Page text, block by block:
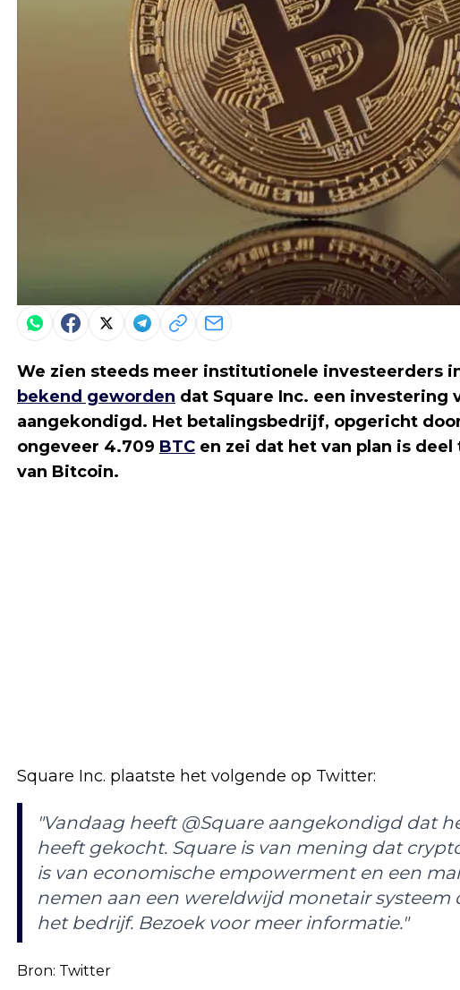
We zien steeds meer institutionele investeerders
bekend geworden dat Square Inc. een
aangekondigd. Het betalingsbedrijf, opgericht
ongeveer 4.709 BTC en zei dat het van plan is
van Bitcoin.
Square Inc. plaatste het volgende op Twitter:
"Vandaag heeft @Square aangekondigd dat
heeft gekocht. Square is van mening dat
is van economische empowerment en een
nemen aan een wereldwijd monetair systeem
het bedrijf. Bezoek voor meer informatie."
Bron: Twitter